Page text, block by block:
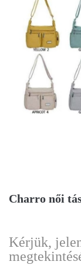
Charro női
Kérjük,